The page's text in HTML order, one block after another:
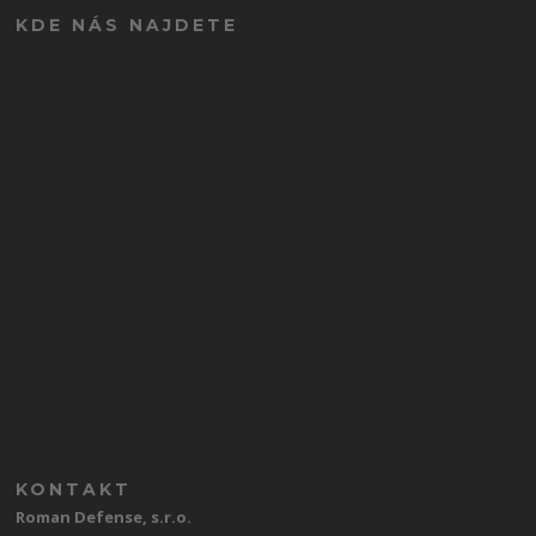
KDE NÁS NAJDETE
KONTAKT
Roman Defense, s.r.o.